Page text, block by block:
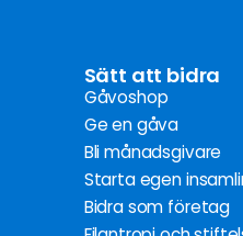
Sätt att bidra
Gåvoshop
Ge en gåva
Bli månadsgivare
Starta egen
Bidra som företag